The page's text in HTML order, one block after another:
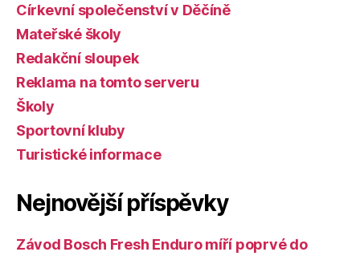
Církevní společenství v Děčíně
Mateřské školy
Redakční sloupek
Reklama na tomto serveru
Školy
Sportovní kluby
Turistické informace
Nejnovější příspěvky
Závod Bosch Fresh Enduro míří poprvé do